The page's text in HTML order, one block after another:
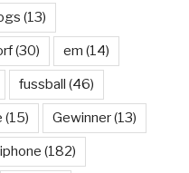
(13)
(30) em (14)
fussball (46)
(15) Gewinner(13)
iphone (182)